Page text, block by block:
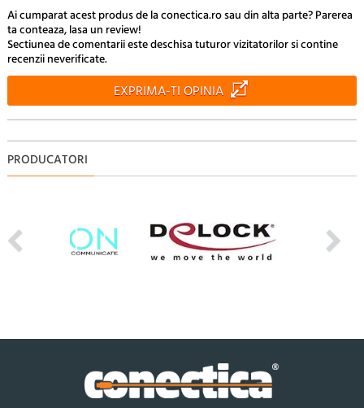
Ai cumparat acest produs de la conectica.ro sau din alta parte? Parerea
ta conteaza, lasa un review!
Sectiunea de comentarii este deschisa tuturor vizitatorilor si contine
recenzii neverificate.
EXPRIMA-TI OPINIA
PRODUCATORI